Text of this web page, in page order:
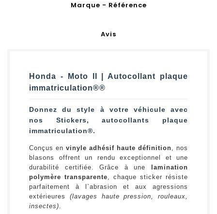
Marque - Référence
Avis
Honda - Moto II | Autocollant plaque
immatriculation®®
Donnez du style à votre véhicule avec
nos Stickers, autocollants plaque
immatriculation®.
Conçus en vinyle adhésif haute définition, nos
blasons offrent un rendu exceptionnel et une
durabilité certifiée. Grâce à une
lamination
polymère transparente, chaque sticker résiste
parfaitement à l`abrasion et aux agressions
extérieures (lavages haute pression, rouleaux,
insectes).